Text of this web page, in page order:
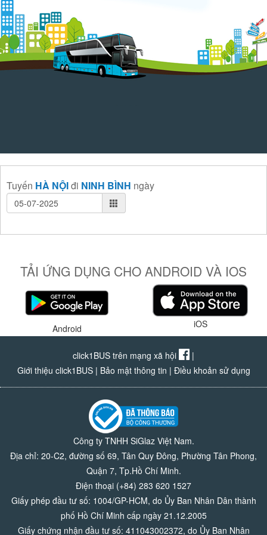
Tuyến HÀ NỘIđi NINH BÌNH ngày
TẢI ỨNG DỤNG CHO ANDROID VÀ IOS
Android iOS
click1BUS trên mạng xã hội
|
Giới thiệu click1BUS| Bảo mật thông tin | Điều khoản sử dụng
Công ty TNHH SiGlaz Việt Nam.
Địa chỉ: 20-C2, đường số 69, Tân Quy Đông, Phường Tân Phong,
Quận 7, Tp.Hồ Chí Minh.
Điện thoại (+84) 283 620 1527
Giấy phép đầu tư số: 1004/GP-HCM, do Ủy Ban Nhân Dân thành
phố Hồ Chí Minh cấp ngày 21.12.2005
Giấy chứng nhận đầu tư số: 411043002372, do Ủy Ban Nhân